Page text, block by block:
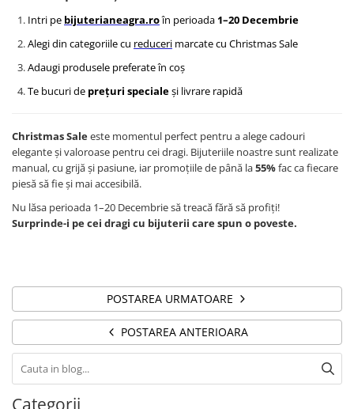
Intri pe bijuterianeagra.roîn perioada 1–20 Decembrie
Alegi din categoriile cu reduceri marcate cu Christmas Sale
Adaugi produsele preferate în coș
Te bucuri de prețuri specialeși livrare rapidă
Christmas Saleeste momentul perfect pentru a alege cadouri
elegante și valoroase pentru cei dragi. Bijuteriile noastre sunt realizate
manual, cu grijă și pasiune, iar promoțiile de până la55%fac ca fiecare
piesă să fie și mai accesibilă.
Nu lăsa perioada 1–20 Decembrie să treacă fără să profiți!
Surprinde-i pe cei dragi cu bijuterii care spun o poveste.
POSTAREA URMATOARE
POSTAREA ANTERIOARA
Categorii